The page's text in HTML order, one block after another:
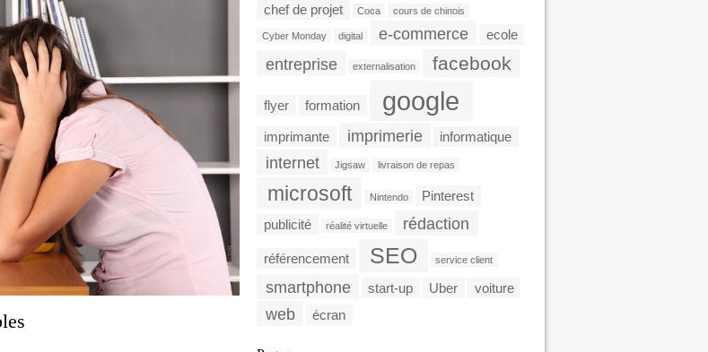
chef de projet
Coca cours de chinois
Cyber Monday digital e-commerce ecole
entreprise externalisation facebook
flyer formation google
imprimante imprimerie informatique
internet Jigsaw livraison de repas
microsoft Nintendo
Pinterest
publicité
réalité virtuelle rédaction
référencement SEO service client
smartphone start-up Uber voiture
web écran